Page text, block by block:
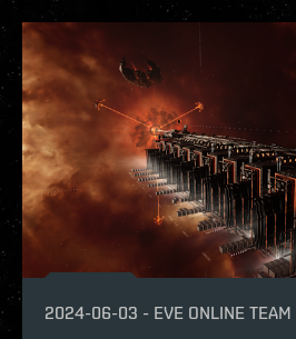
2024-06-03 - EVE ONLINE TEAM